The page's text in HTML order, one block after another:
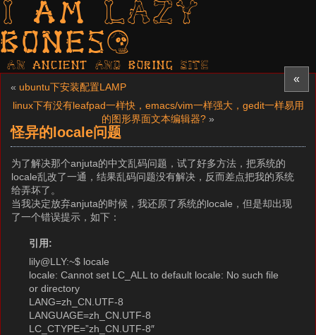
I am LAZY
bones?
AN ancient AND boring SITE
«
« ubuntu下安装配置LAMP
linux下有没有leafpad一样快，emacs/vim一样强大，gedit一样易用
的图形界面文本编辑器? »
怪异的locale问题
为了解决那个anjuta的中文乱码问题，试了好多方法，把系统的
locale乱改了一通，结果乱码问题没有解决，反而差点把我的系统
给弄坏了。
当我决定放弃anjuta的时候，我还原了系统的locale，但是却出现
了一个错误提示，如下：
引用:
lily@LLY:~$ locale
locale: Cannot set LC_ALL to default locale: No such file
or directory
LANG=zh_CN.UTF-8
LANGUAGE=zh_CN.UTF-8
LC_CTYPE=”zh_CN.UTF-8″